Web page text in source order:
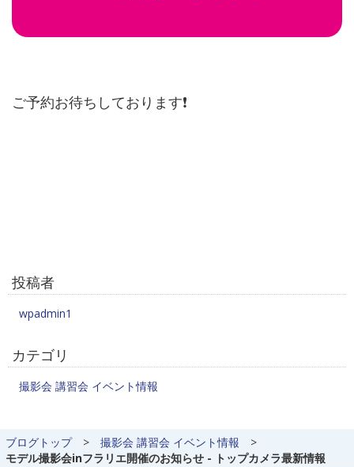
ご予約お待ちしております❗️
投稿者
wpadmin1
カテゴリ
撮影会 講習会 イベント情報
ブログトップ > 撮影会 講習会 イベント情報
>
モデル撮影会inフラリエ開催のお知らせ - トップカメラ最新情報